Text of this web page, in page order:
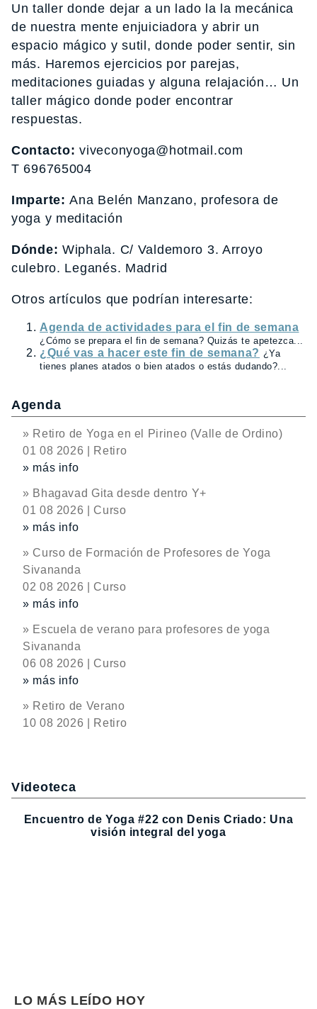
Un taller donde dejar a un lado la la mecánica
de nuestra mente enjuiciadora y abrir un
espacio mágico y sutil, donde poder sentir, sin
más. Haremos ejercicios por parejas,
meditaciones guiadas y alguna relajación… Un
taller mágico donde poder encontrar
respuestas.
Contacto: viveconyoga@hotmail.com
T 696765004
Imparte: Ana Belén Manzano, profesora de
yoga y meditación
Dónde: Wiphala. C/ Valdemoro 3. Arroyo
culebro. Leganés. Madrid
Otros artículos que podrían interesarte:
Agenda de actividades para el fin de semana
¿Cómo se prepara el fin de semana? Quizás te apetezca...
¿Qué vas a hacer este fin de semana? ¿Ya
tienes planes atados o bien atados o estás dudando?...
Agenda
» Retiro de Yoga en el Pirineo (Valle de Ordino)
01 08 2026 | Retiro
» más info
» Bhagavad Gita desde dentro Y+
01 08 2026 | Curso
» más info
» Curso de Formación de Profesores de Yoga
Sivananda
02 08 2026 | Curso
» más info
» Escuela de verano para profesores de yoga
Sivananda
06 08 2026 | Curso
» más info
» Retiro de Verano
10 08 2026 | Retiro
Videoteca
Encuentro de Yoga #22 con Denis Criado: Una
visión integral del yoga
LO MÁS LEÍDO HOY